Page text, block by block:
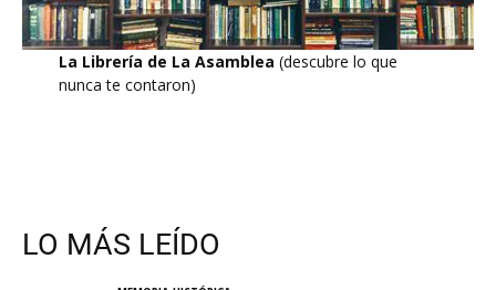
La Librería de La Asamblea (descubre lo que
nunca te contaron)
LO MÁS LEÍDO